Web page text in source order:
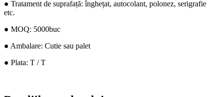
● Tratament de suprafață: înghețat, autocolant, polonez, serigrafie
etc.
● MOQ: 5000buc
● Ambalare: Cutie sau palet
● Plata: T / T